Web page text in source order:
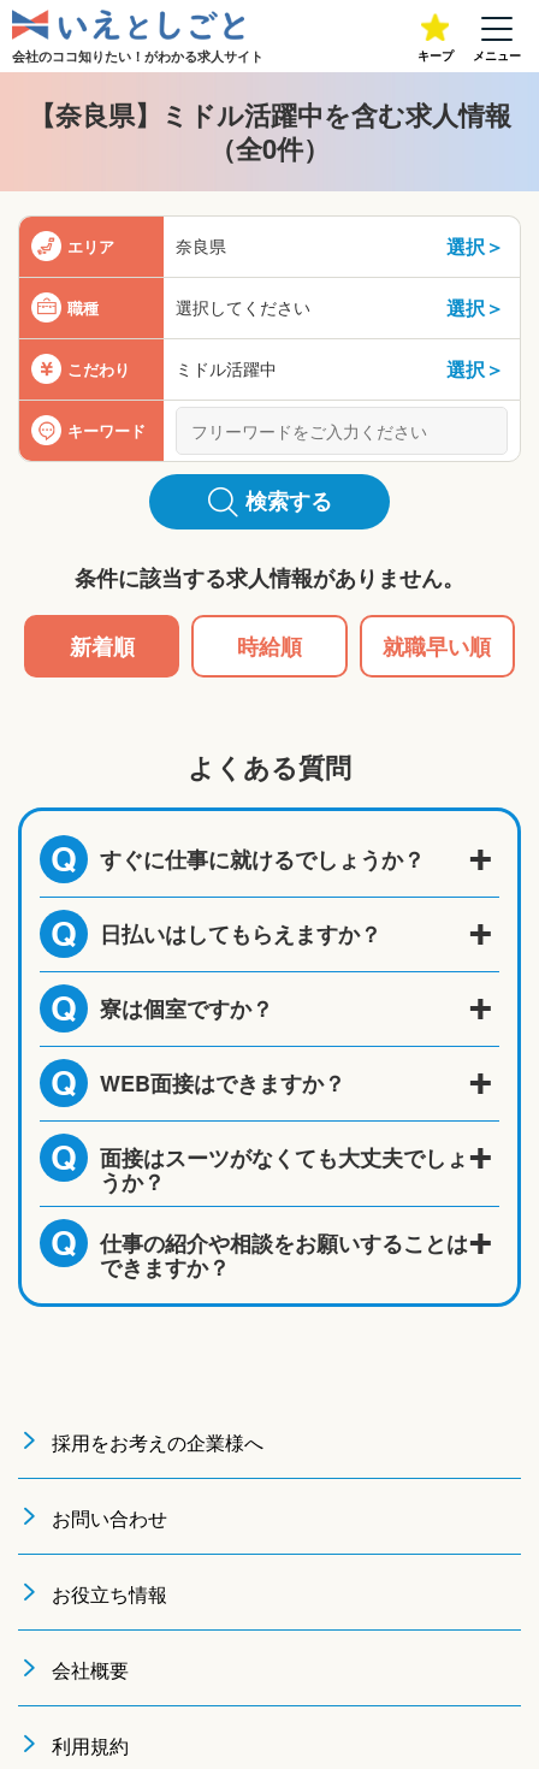
会社のココ知りたい！がわかる求人サイト キープ メニュー
【奈良県】ミドル活躍中を含む求人情報
（全0件）
エリア 奈良県 選択＞
職種 選択してください 選択＞
こだわり ミドル活躍中 選択＞
キーワード
検索する
条件に該当する求人情報がありません。
新着順 時給順 就職早い順
よくある質問
Q すぐに仕事に就けるでしょうか？
Q 日払いはしてもらえますか？
Q 寮は個室ですか？
Q WEB面接はできますか？
Q 面接はスーツがなくても大丈夫でしょ
うか？
Q 仕事の紹介や相談をお願いすることは
できますか？
採用をお考えの企業様へ
お問い合わせ
お役立ち情報
会社概要
利用規約